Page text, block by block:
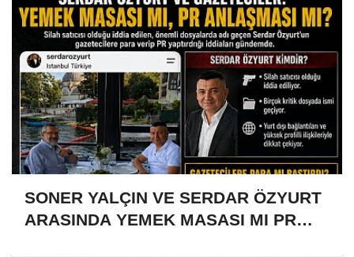
SONER YALÇIN VE SERDAR ÖZYURT
ARASINDA YEMEK MASASI MI PR